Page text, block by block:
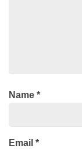
Name *
Email *